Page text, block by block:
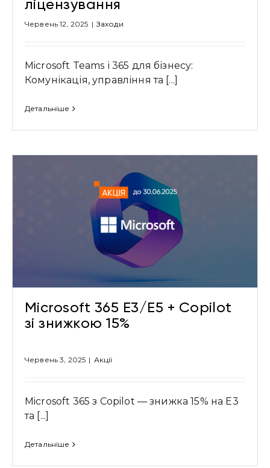
ліцензування
Червень 12, 2025 | Заходи
Microsoft Teams і 365 для бізнесу:
Комунікація, управління та [...]
Детальніше
Microsoft 365 E3/E5 + Copilot
зі знижкою 15%
Червень 3, 2025 | Акції
Microsoft 365 з Copilot — знижка 15% на E3
та [...]
Детальніше
Привіт 👋, чим тобі допомогти?
Надіслати повідомлення